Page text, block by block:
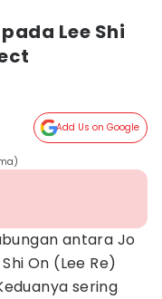
Lee Shi
Add Us on Google
antara Jo
On (Lee Re)
sering